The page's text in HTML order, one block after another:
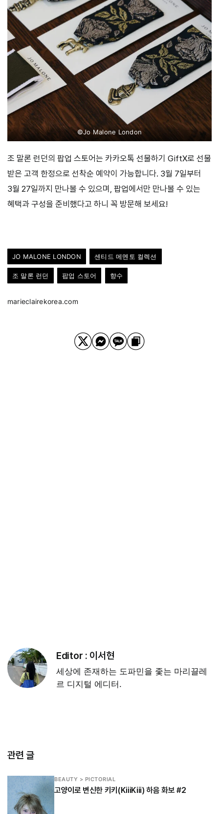
©Jo Malone London
조 말론 런던의 팝업 스토어는 카카오톡 선물하기 GiftX로 선물
받은 고객 한정으로 선착순 예약이 가능합니다. 3월 7일부터
3월 27일까지 만나볼 수 있으며, 팝업에서만 만나볼 수 있는
혜택과 구성을 준비했다고 하니 꼭 방문해 보세요!
JO MALONE LONDON 센티드 메멘토 컬렉션
조 말론 런던 팝업 스토어 향수
marieclairekorea.com
Editor : 이서현
세상에 존재하는 도파민을 좇는 마리끌레
르 디지털 에디터.
관련 글
BEAUTY > PICTORIAL
고양이로 변신한 키키(KiiiKiii) 하음 화보 #2